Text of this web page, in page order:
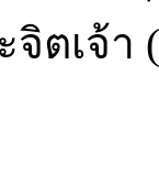
ตเจ้า